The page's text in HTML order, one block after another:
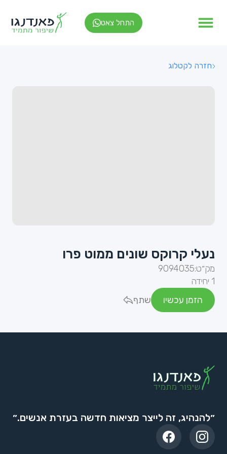
התחל צאט
חזרה לקטלוג
נעלי קרוקס שונים ממוט פרו
מק״ט:9094035
1 יחידה
הזמן עכשיו
שתף
״להנהיג, זה לייצר מציאות חדשה בעזרת אנשים.״